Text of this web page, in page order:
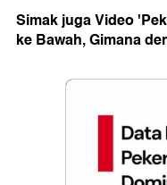
Simak juga Video
ke Bawah, Gimana